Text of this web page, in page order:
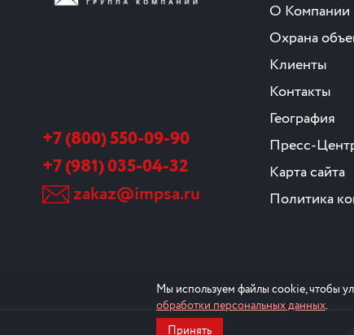
+7 (800) 550-09-90
+7 (981) 035-04-32
zakaz@impsa.ru
О Компании
Охрана
Клиенты
Контакты
География
Пресс-
Карта сайта
Политика
Мы используем файлы cookie, чтобы
обработки персональных данных.
Принять